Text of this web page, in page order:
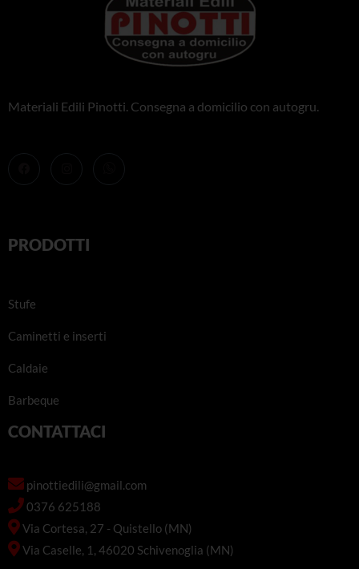
Materiali Edili Pinotti. Consegna a domicilio con autogru.
PRODOTTI
Stufe
Caminetti e inserti
Caldaie
Barbeque
CONTATTACI
pinottiedili@gmail.com
0376 625188
Via Cortesa, 27 - Quistello (MN)
Via Caselle, 1, 46020 Schivenoglia (MN)